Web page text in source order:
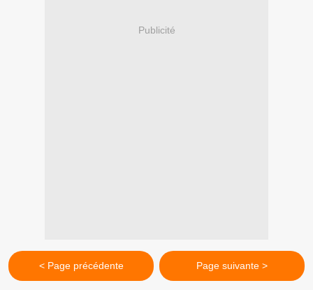
Publicité
< Page précédente Page suivante >